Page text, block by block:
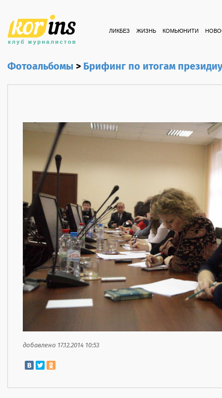
ЛИКБЕЗ ЖИЗНЬ КОМЬЮНИТИ
Фотоальбомы>Брифинг по итогам
добавлено 17.12.2014 10:53